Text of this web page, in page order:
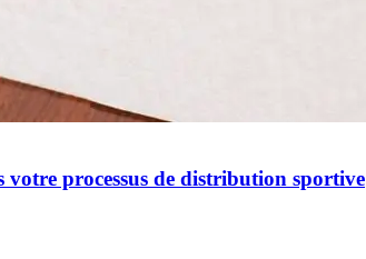
processus de distribution sportive